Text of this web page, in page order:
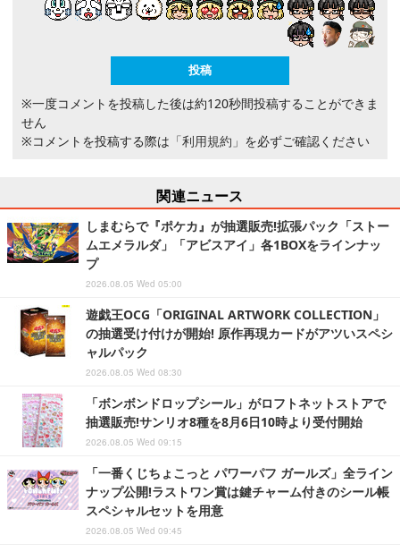
※一度コメントを投稿した後は約120秒間投稿することができま
せん
※コメントを投稿する際は 「利用規約」 を必ずご確認ください
関連ニュース
しまむらで『ポケカ』が抽選販売!拡張パック「ストー
ムエメラルダ」「アビスアイ」各1BOXをラインナッ
プ
2026.08.05 Wed 05:00
遊戯王OCG「ORIGINAL ARTWORK COLLECTION」
の抽選受け付けが開始! 原作再現カードがアツいスペシ
ャルパック
2026.08.05 Wed 08:30
「ボンボンドロップシール」がロフトネットストアで
抽選販売!サンリオ8種を8月6日10時より受付開始
2026.08.05 Wed 09:15
「一番くじちょこっと パワーパフ ガールズ」全ライン
ナップ公開!ラストワン賞は鍵チャーム付きのシール帳
スペシャルセットを用意
2026.08.05 Wed 09:45